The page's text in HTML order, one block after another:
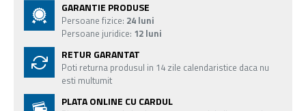
GARANTIE PRODUSE
Persoane fizice: 24 luni
Persoane juridice: 12 luni
RETUR GARANTAT
Poti returna produsul in 14 zile calendaristice daca nu
esti multumit
PLATA ONLINE CU CARDUL